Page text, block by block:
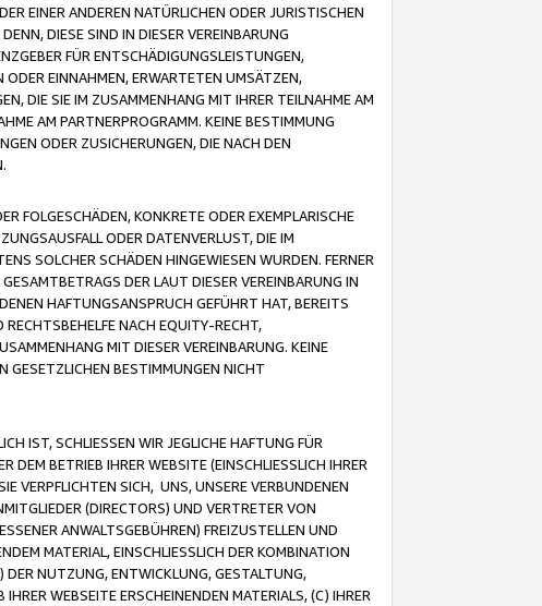
EINER ANDEREN NATÜRLICHEN ODER JURISTISCHEN
DIESE SIND IN DIESER VEREINBARUNG
FÜR ENTSCHÄDIGUNGSLEISTUNGEN,
EINNAHMEN, ERWARTETEN UMSÄTZEN,
DIE SIE IM ZUSAMMENHANG MIT IHRER TEILNAHME AM
AM PARTNERPROGRAMM. KEINE BESTIMMUNG
ODER ZUSICHERUNGEN, DIE NACH DEN
FOLGESCHÄDEN, KONKRETE ODER EXEMPLARISCHE
ODER DATENVERLUST, DIE IM
SOLCHER SCHÄDEN HINGEWIESEN WURDEN. FERNER
DER LAUT DIESER VEREINBARUNG IN
HAFTUNGSANSPRUCH GEFÜHRT HAT, BEREITS
NACH EQUITY-RECHT,
MIT DIESER VEREINBARUNG. KEINE
GESETZLICHEN BESTIMMUNGEN NICHT
IST, SCHLIESSEN WIR JEGLICHE HAFTUNG FÜR
DEM BETRIEB IHRER WEBSITE (EINSCHLIESSLICH IHRER
VERPFLICHTEN SICH, UNS, UNSERE VERBUNDENEN
(DIRECTORS) UND VERTRETER VON
ANWALTSGEBÜHREN) FREIZUSTELLEN UND
MATERIAL, EINSCHLIESSLICH DER KOMBINATION
DER NUTZUNG, ENTWICKLUNG, GESTALTUNG,
WEBSEITE ERSCHEINENDEN MATERIALS, (C) IHRER